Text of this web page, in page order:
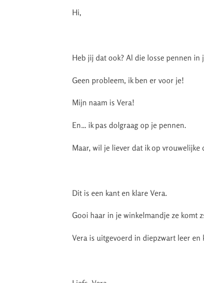
Hi,
Heb jij dat ook? Al die losse pennen in
Geen probleem, ik ben er voor je!
Mijn naam is Vera!
En… ik pas dolgraag op je pennen.
Maar, wil je liever dat ik op
Dit is een kant en klare Vera.
Gooi haar in je winkelmandje ze komt
Vera is uitgevoerd in diepzwart leer en